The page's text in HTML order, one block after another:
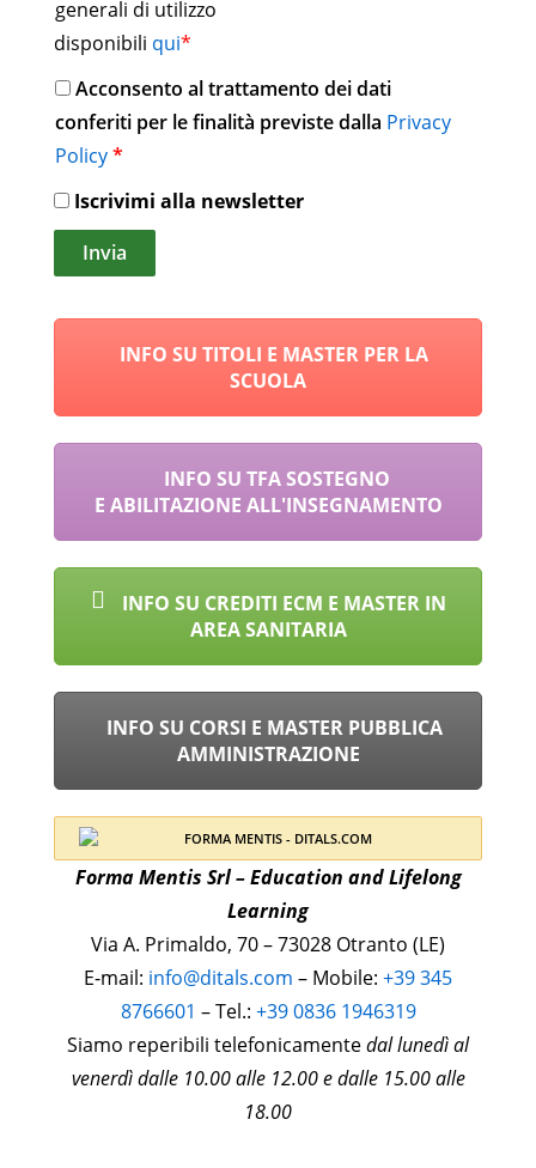
generali di utilizzo
disponibili qui*
Acconsento al trattamento dei dati
conferiti per le finalità previste dalla Privacy
Policy*
Iscrivimi alla newsletter
INFO SU TITOLI E MASTER PER LA
SCUOLA
INFO SU TFA SOSTEGNO
E ABILITAZIONE ALL'INSEGNAMENTO
INFO SU CREDITI ECM E MASTER IN
AREA SANITARIA
INFO SU CORSI E MASTER PUBBLICA
AMMINISTRAZIONE
Forma Mentis Srl – Education and Lifelong
Learning
Via A. Primaldo, 70 – 73028 Otranto (LE)
E-mail: info@ditals.com – Mobile: +39 345
8766601 – Tel.: +39 0836 1946319
Siamo reperibili telefonicamentedal lunedì al
venerdì dalle 10.00 alle 12.00 e dalle 15.00 alle
18.00